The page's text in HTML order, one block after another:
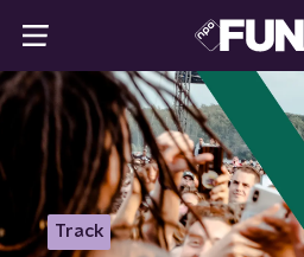
Track